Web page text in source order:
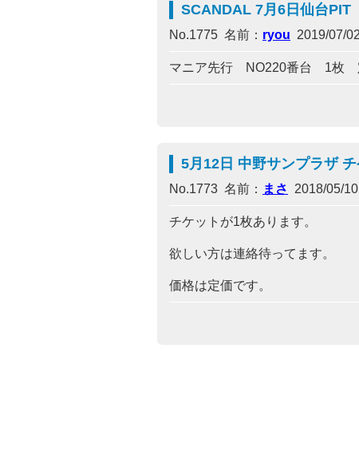
SCANDAL 7月6日仙台PIT
No.1775 名前： ryou 2019/07/
マニア先行 NO220番台 1枚
5月12日 中野サンプラザ
No.1773 名前： まさ 2018/05/
チケットが1枚あります。
欲しい方は連絡待ってます。
価格は定価です。